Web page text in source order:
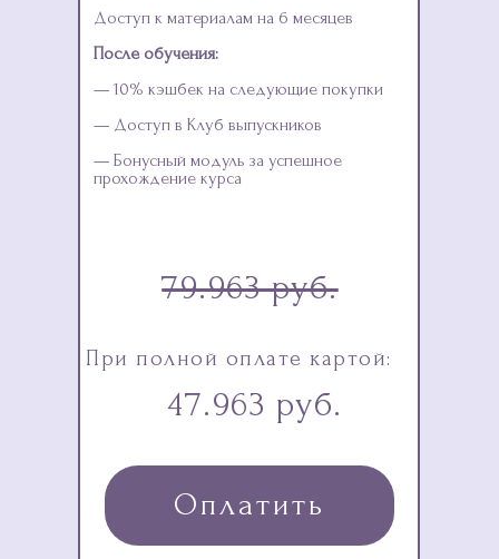
Оплатить
47.963 руб.
79.963 руб.
При полной оплате картой:
Доступ к материалам на 6 месяцев
После обучения:
— 10% кэшбек на следующие покупки
— Доступ в Клуб выпускников
— Бонусный модуль за успешное
прохождение курса